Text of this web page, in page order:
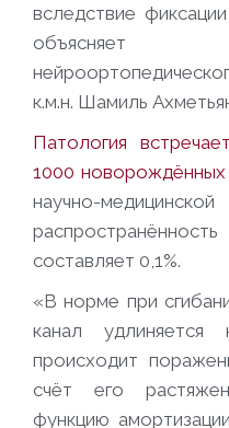
вследствие
объясняет
к.м.н. Шамиль
Патология
1000 новорождённых
научно-
составляет 0,1%.
«В норме при
канал
происходит
счёт его
функцию